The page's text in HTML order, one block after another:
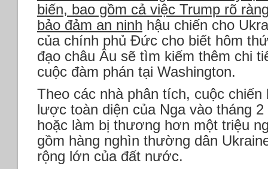
biến, bao gồm cả việc Trump rõ
bảo đảm an ninh hậu chiến cho
của chính phủ Đức cho biết hôm
đạo châu Âu sẽ tìm kiếm thêm chi
cuộc đàm phán tại Washington.
Theo các nhà phân tích, cuộc
lược toàn diện của Nga vào tháng
hoặc làm bị thương hơn một triệu
gồm hàng nghìn thường dân
rộng lớn của đất nước.